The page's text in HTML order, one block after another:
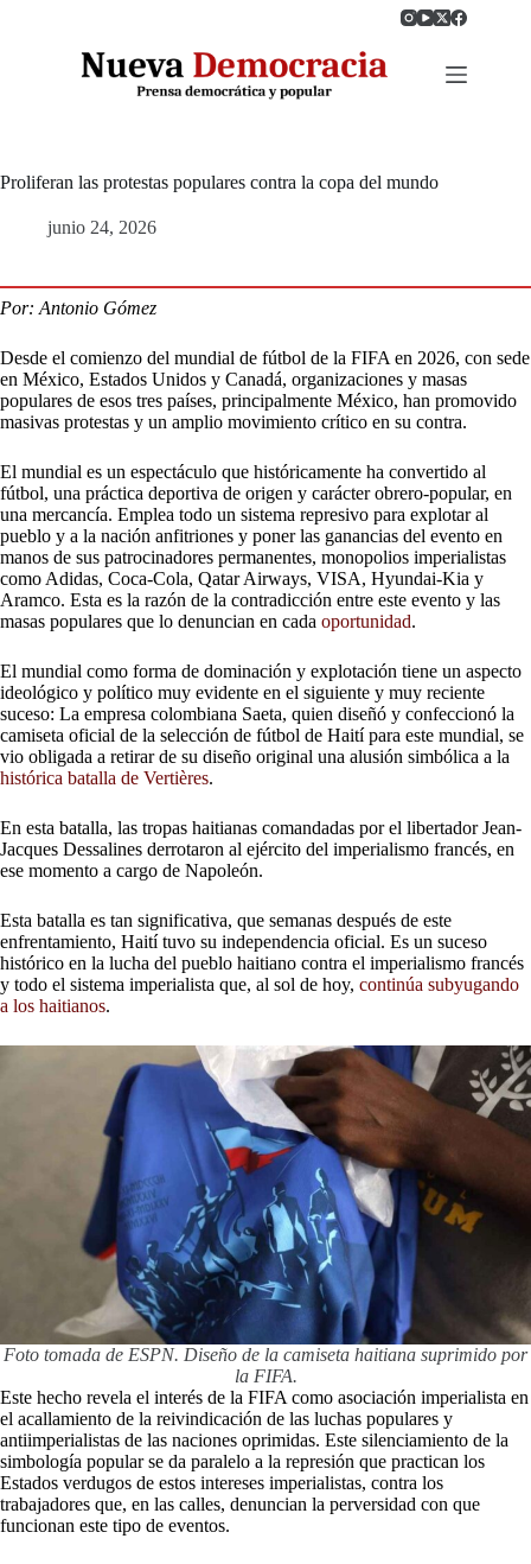
Proliferan las protestas populares contra la copa del mundo
junio 24, 2026
Por: Antonio Gómez
Desde el comienzo del mundial de fútbol de la FIFA en 2026, con sede
en México, Estados Unidos y Canadá, organizaciones y masas
populares de esos tres países, principalmente México, han promovido
masivas protestas y un amplio movimiento crítico en su contra.
El mundial es un espectáculo que históricamente ha convertido al
fútbol, una práctica deportiva de origen y carácter obrero-popular, en
una mercancía. Emplea todo un sistema represivo para explotar al
pueblo y a la nación anfitriones y poner las ganancias del evento en
manos de sus patrocinadores permanentes, monopolios imperialistas
como Adidas, Coca-Cola, Qatar Airways, VISA, Hyundai-Kia y
Aramco. Esta es la razón de la contradicción entre este evento y las
masas populares que lo denuncian en cada oportunidad.
El mundial como forma de dominación y explotación tiene un aspecto
ideológico y político muy evidente en el siguiente y muy reciente
suceso: La empresa colombiana Saeta, quien diseñó y confeccionó la
camiseta oficial de la selección de fútbol de Haití para este mundial, se
vio obligada a retirar de su diseño original una alusión simbólica a la
histórica batalla de Vertières.
En esta batalla, las tropas haitianas comandadas por el libertador Jean-
Jacques Dessalines derrotaron al ejército del imperialismo francés, en
ese momento a cargo de Napoleón.
Esta batalla es tan significativa, que semanas después de este
enfrentamiento, Haití tuvo su independencia oficial. Es un suceso
histórico en la lucha del pueblo haitiano contra el imperialismo francés
y todo el sistema imperialista que, al sol de hoy, continúa subyugando
a los haitianos.
Foto tomada de ESPN. Diseño de la camiseta haitiana suprimido por
la FIFA.
Este hecho revela el interés de la FIFA como asociación imperialista en
el acallamiento de la reivindicación de las luchas populares y
antiimperialistas de las naciones oprimidas. Este silenciamiento de la
simbología popular se da paralelo a la represión que practican los
Estados verdugos de estos intereses imperialistas, contra los
trabajadores que, en las calles, denuncian la perversidad con que
funcionan este tipo de eventos.